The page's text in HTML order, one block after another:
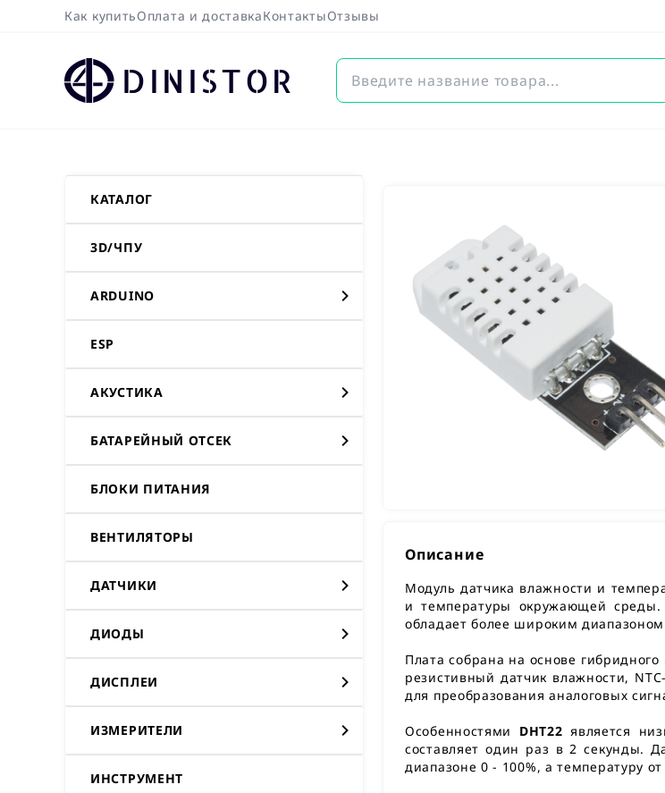
Как купитьОплата и доставкаКонтактыОтзывы
DINISTOR
КАТАЛОГ
3D/ЧПУ
ARDUINO
ESP
АКУСТИКА
БАТАРЕЙНЫЙ ОТСЕК
БЛОКИ ПИТАНИЯ
ВЕНТИЛЯТОРЫ
ДАТЧИКИ
ДИОДЫ
ДИСПЛЕИ
ИЗМЕРИТЕЛИ
ИНСТРУМЕНТ
Описание
Модуль датчика влажности и
и температуры окружающей среды.
обладает более широким
Плата собрана на основе гибридного
резистивный датчик влажности,
для преобразования аналоговых
Особенностями DHT22является
составляет один раз в 2 секунды.
диапазоне 0 - 100%, а температуру от